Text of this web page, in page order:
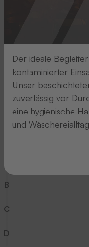
B
C
D
Der ideale
kontaminierter
Unser
zuverlässig vor
eine hygienische
und